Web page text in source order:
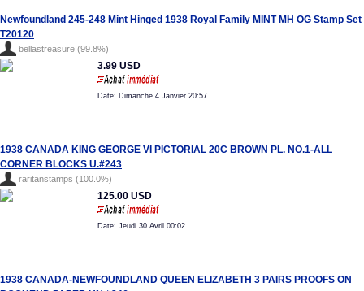
Newfoundland 245-248 Mint Hinged 1938 Royal Family MINT MH OG Stamp Set
T20120
bellastreasure (99.8%)
3.99 USD
Date: Dimanche 4 Janvier 20:57
1938 CANADA KING GEORGE VI PICTORIAL 20C BROWN PL. NO.1-ALL
CORNER BLOCKS U.#243
raritanstamps (100.0%)
125.00 USD
Date: Jeudi 30 Avril 00:02
1938 CANADA-NEWFOUNDLAND QUEEN ELIZABETH 3 PAIRS PROOFS ON